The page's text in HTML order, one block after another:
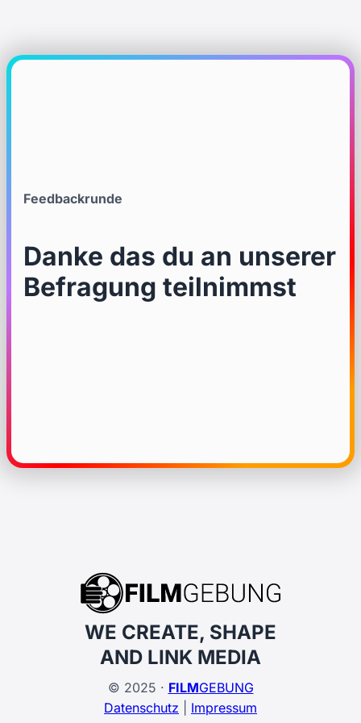
Feedbackrunde
Danke das du an unserer
Befragung teilnimmst
WE CREATE, SHAPE
AND LINK MEDIA
© 2025 · FILMGEBUNG
Datenschutz
Impressum